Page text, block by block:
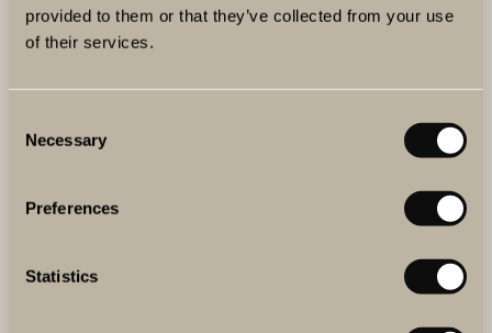
provided to them or that they’ve collected from your use
of their services.
Selection
Necessary
Preferences
Statistics